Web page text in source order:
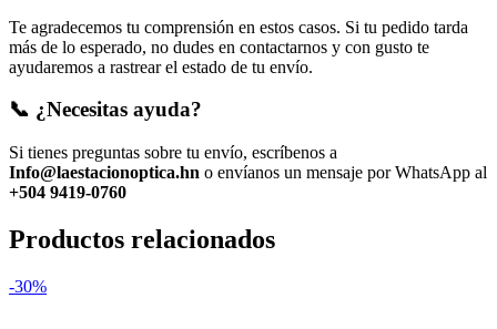
Te agradecemos tu comprensión en estos casos. Si tu pedido tarda
más de lo esperado, no dudes en contactarnos y con gusto te
ayudaremos a rastrear el estado de tu envío.
📞 ¿Necesitas ayuda?
Si tienes preguntas sobre tu envío, escríbenos a
Info@laestacionoptica.hn o envíanos un mensaje por WhatsApp al
+504 9419-0760
Productos relacionados
-30%